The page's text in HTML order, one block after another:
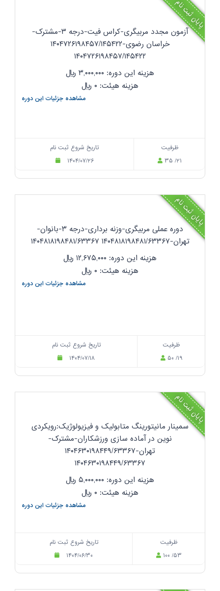
پایان ثبت نام
آزمون مجدد مربیگری-کراس فیت-درجه ۳-مشترک-
خراسان رضوی-۱۴۰۴۷۲۶۱۹۸۴۵۷/۱۴۵۴۲۲
۱۴۰۴۷۲۶۱۹۸۴۵۷/۱۴۵۴۲۲
هزینه این دوره: ۳,۰۰۰,۰۰۰
ریال
هزینه هیئت: ۰
ریال
مشاهده جزئیات این دوره
تاریخ شروع ثبت نام
۱۴۰۴/۰۷/۲۶
ظرفیت
۳۵ /۲۱
پایان ثبت نام
دوره عملی مربیگری-وزنه برداری-درجه ۳-بانوان-
تهران-۱۴۰۴۸۱۸۱۹۸۴۸۱/۶۳۳۶۷ ۱۴۰۴۸۱۸۱۹۸۴۸۱/۶۳۳۶۷
هزینه این دوره: ۱۲,۶۷۵,۰۰۰
ریال
هزینه هیئت: ۰
ریال
مشاهده جزئیات این دوره
تاریخ شروع ثبت نام
۱۴۰۴/۰۷/۱۸
ظرفیت
۵۰ /۱۹
پایان ثبت نام
سمینار مانیتورینگ متابولیک و فیزیولوژیک:رویکردی
نوین در آماده سازی ورزشکاران-مشترک-
تهران-۱۴۰۴۶۳۰۱۹۸۴۴۹/۶۳۳۶۷
۱۴۰۴۶۳۰۱۹۸۴۴۹/۶۳۳۶۷
هزینه این دوره: ۵,۰۰۰,۰۰۰
ریال
هزینه هیئت: ۰
ریال
مشاهده جزئیات این دوره
تاریخ شروع ثبت نام
۱۴۰۴/۰۶/۳۰
ظرفیت
۱۰۰ /۵۳